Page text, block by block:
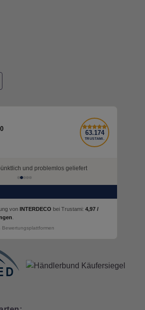
63.174
TRUSTAMI.
und problemlos geliefert
von INTERDECO bei Trustami: 4,97 /
Bewertungsplattformen